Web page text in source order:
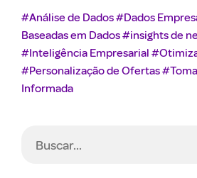
#Análise de Dados#Dados
Baseadas em Dados#insights de
#Inteligência Empresarial
#Personalização de Ofertas
Informada